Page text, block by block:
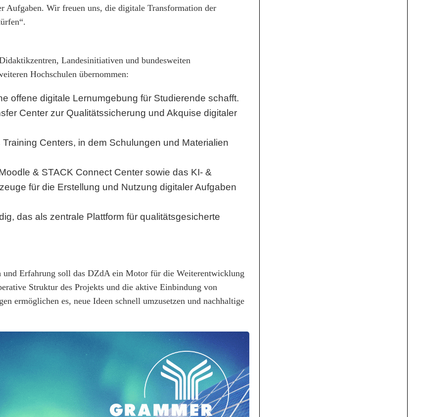
Wir freuen uns, die digitale Transformation der
Landesinitiativen und bundesweiten
Hochschulen übernommen:
offene digitale Lernumgebung für Studierende schafft.
Center zur Qualitätssicherung und Akquise digitaler
Centers, in dem Schulungen und Materialien
& STACK Connect Center sowie das KI- &
für die Erstellung und Nutzung digitaler Aufgaben
das als zentrale Plattform für qualitätsgesicherte
und Erfahrung soll das DZdA ein Motor für die Weiterentwicklung
Struktur des Projekts und die aktive Einbindung von
ermöglichen es, neue Ideen schnell umzusetzen und nachhaltige